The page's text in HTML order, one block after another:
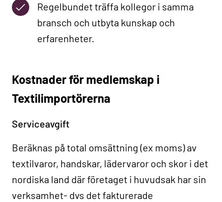
Regelbundet träffa kollegor i samma
bransch och utbyta kunskap och
erfarenheter.
Kostnader för medlemskap i
Textilimportörerna
Serviceavgift
Beräknas på total omsättning (ex moms) av
textilvaror, handskar, lädervaror och skor i det
nordiska land där företaget i huvudsak har sin
verksamhet- dvs det fakturerade